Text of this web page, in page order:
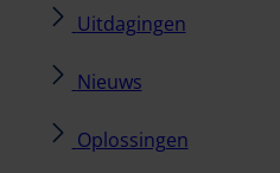
Uitdagingen
Nieuws
Oplossingen